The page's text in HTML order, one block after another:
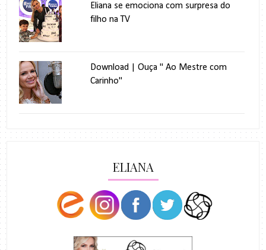
Eliana se emociona com surpresa do
filho na TV
Download | Ouça " Ao Mestre com
Carinho"
ELIANA